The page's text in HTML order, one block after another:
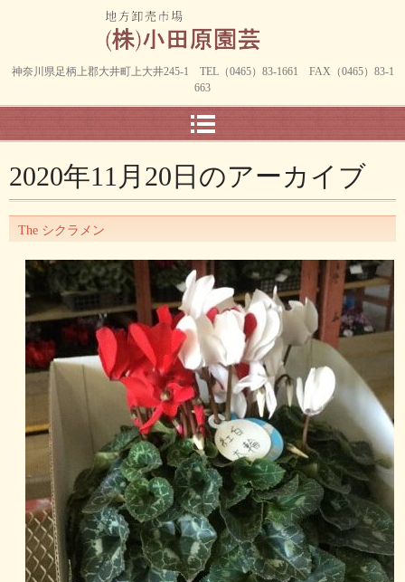
神奈川県足柄上郡大井町上大井245-1 TEL（0465）83-1661 FAX（0465）83-1
663
2020年11月20日 のアーカイブ
The シクラメン